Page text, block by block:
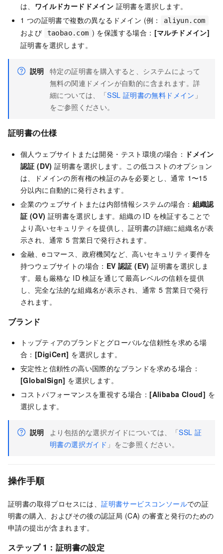
は、 ワイルドカードドメイン 証明書を選択します。
1 つの証明書で複数の異なるドメイン (例：
aliyun.com
および taobao.com ) を保護する場合： [マルチドメイン]
証明書を選択します。
説明 特定の証明書を購入すると、システムによって
無料の関連ドメインが自動的に含まれます。詳
細については、「SSL 証明書の無料ドメイン 」
をご参照ください。
証明書の仕様
個人ウェブサイトまたは開発・テスト環境の場合： ドメイン
認証 (DV) 証明書を選択します。この低コストのオプション
は、ドメインの所有権の検証のみを必要とし、通常 1〜15
分以内に自動的に発行されます。
企業のウェブサイトまたは内部情報システムの場合： 組織認
証 (OV) 証明書を選択します。組織の ID を検証することで
より高いセキュリティを提供し、証明書の詳細に組織名が表
示され、通常 5 営業日で発行されます。
金融、eコマース、政府機関など、高いセキュリティ要件を
持つウェブサイトの場合： EV 認証 (EV) 証明書を選択しま
す。最も厳格な ID 検証を通じて最高レベルの信頼を提供
し、完全な法的な組織名が表示され、通常 5 営業日で発行
されます。
ブランド
トップティアのブランドとグローバルな信頼性を求める場
合： [DigiCert] を選択します。
安定性と信頼性の高い国際的なブランドを求める場合：
[GlobalSign] を選択します。
コストパフォーマンスを重視する場合： [Alibaba Cloud] を
選択します。
説明 より包括的な選択ガイドについては、「SSL 証
明書の選択ガイド 」をご参照ください。
操作手順
証明書の取得プロセスには、証明書サービスコンソールでの証
明書の購入、およびその後の認証局 (CA) の審査と発行のための
申請の提出が含まれます。
ステップ 1： 証明書の設定